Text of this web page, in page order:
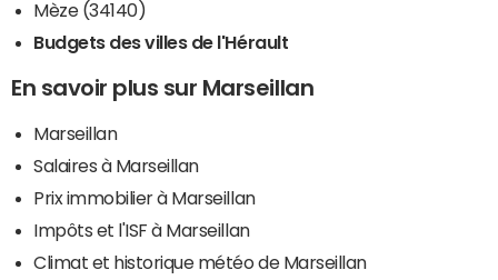
Mèze (34140)
Budgets des villes de l'Hérault
En savoir plus sur Marseillan
Marseillan
Salaires à Marseillan
Prix immobilier à Marseillan
Impôts et l'ISF à Marseillan
Climat et historique météo de Marseillan